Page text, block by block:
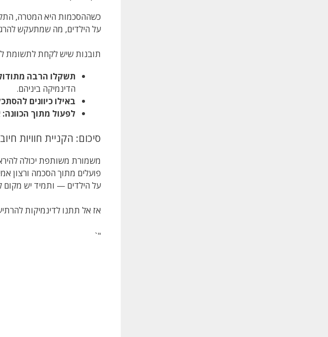
כשההסכמות היא המטרה,
על הילדים, מה שמתעקש
תובנות שיש לקחת לתשומת
תשקלו הרבה
הדינמיקה ביניהם.
באילו כיוונים
לפעול מתוך הכוונה:
סיכום: הקניית חוויות
משמורת משותפת יכולה
פועלים מתוך הסכמה ורצון
על הילדים — ותמיד יש מקום
אז אל תתנו לדינמיקות
"`